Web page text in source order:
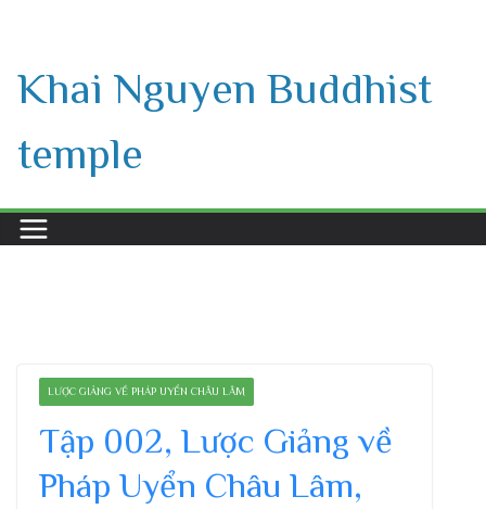
content
Khai Nguyen Buddhist
temple
LƯỢC GIẢNG VỀ PHÁP UYỂN CHÂU LÂM
Tập 002, Lược Giảng về
Pháp Uyển Châu Lâm,